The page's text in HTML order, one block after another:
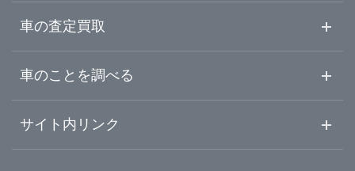
ガリバー環七加平店
ガリバー環七西新井店
ガリバー蔵前橋通り新小岩店
葛飾区
江戸川区
八王子市
千葉県
東京都
神奈川県
中古車情報・中古車検索
初めての中古車購入ガイド
車の査定買取
車査定・車買取ならガリバー
ガリバーの査定が選ばれる理由
車のことを調べる
車初心者まとめ
サイト内リンク